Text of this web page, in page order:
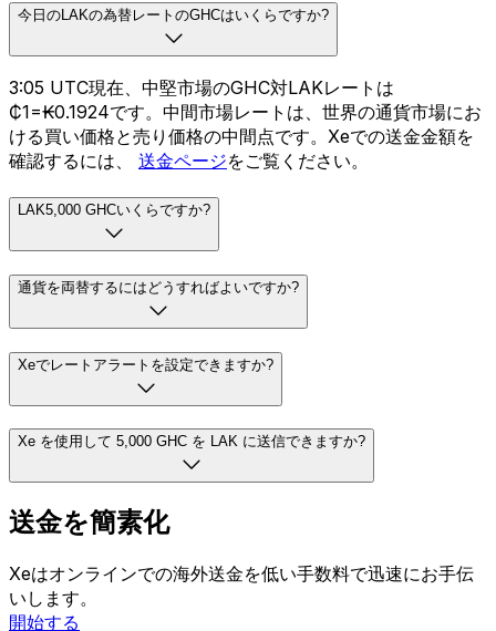
今日のLAKの為替レートのGHCはいくらですか?
3:05 UTC現在、中堅市場のGHC対LAKレートは
₵1=₭0.1924です。中間市場レートは、世界の通貨市場にお
ける買い価格と売り価格の中間点です。Xeでの送金金額を
確認するには、 送金ページをご覧ください。
LAK5,000 GHCいくらですか?
通貨を両替するにはどうすればよいですか?
Xeでレートアラートを設定できますか?
Xe を使用して 5,000 GHC を LAK に送信できますか?
送金を簡素化
Xeはオンラインでの海外送金を低い手数料で迅速にお手伝
いします。
開始する